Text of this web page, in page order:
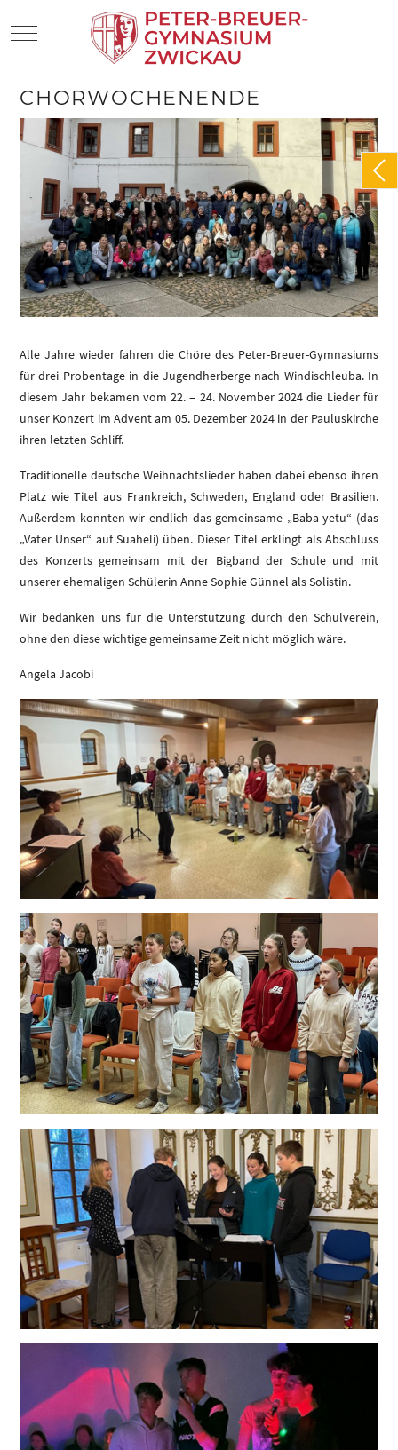
Mobile Menu Toggle
CHORWOCHENENDE
Alle Jahre wieder fahren die Chöre des Peter-Breuer-Gymnasiums
für drei Probentage in die Jugendherberge nach Windischleuba. In
diesem Jahr bekamen vom 22. – 24. November 2024 die Lieder für
unser Konzert im Advent am 05. Dezember 2024 in der Pauluskirche
ihren letzten Schliff.
Traditionelle deutsche Weihnachtslieder haben dabei ebenso ihren
Platz wie Titel aus Frankreich, Schweden, England oder Brasilien.
Außerdem konnten wir endlich das gemeinsame „Baba yetu“ (das
„Vater Unser“ auf Suaheli) üben. Dieser Titel erklingt als Abschluss
des Konzerts gemeinsam mit der Bigband der Schule und mit
unserer ehemaligen Schülerin Anne Sophie Günnel als Solistin.
Wir bedanken uns für die Unterstützung durch den Schulverein,
ohne den diese wichtige gemeinsame Zeit nicht möglich wäre.
Angela Jacobi